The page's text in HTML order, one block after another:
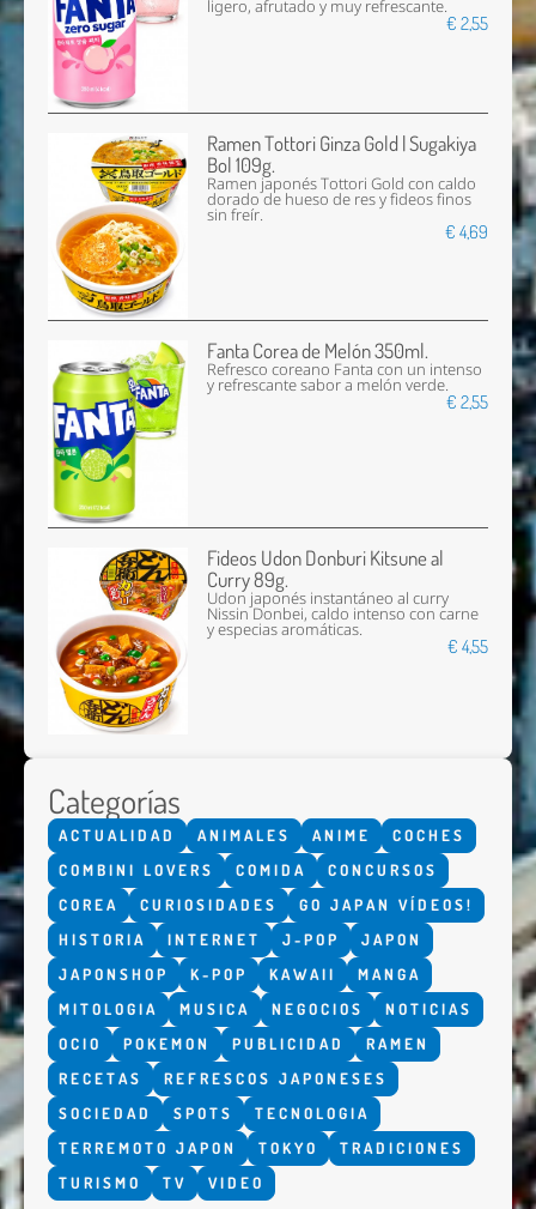
ligero, afrutado y muy refrescante.
€ 2,55
Ramen Tottori Ginza Gold | Sugakiya
Bol 109g.
Ramen japonés Tottori Gold con caldo
dorado de hueso de res y fideos finos
sin freír.
€ 4,69
Fanta Corea de Melón 350ml.
Refresco coreano Fanta con un intenso
y refrescante sabor a melón verde.
€ 2,55
Fideos Udon Donburi Kitsune al
Curry 89g.
Udon japonés instantáneo al curry
Nissin Donbei, caldo intenso con carne
y especias aromáticas.
€ 4,55
Categorías
ACTUALIDAD ANIMALES ANIME
COCHES
COMBINI LOVERS
COMIDA
CONCURSOS
COREA
CURIOSIDADES
GO JAPAN VÍDEOS!
HISTORIA
INTERNET J-POP
JAPON
JAPONSHOP
K-POP KAWAII
MANGA
MITOLOGIA
MUSICA NEGOCIOS
NOTICIAS
OCIO
POKEMON PUBLICIDAD
RAMEN
RECETAS
REFRESCOS JAPONESES
SOCIEDAD
SPOTS
TECNOLOGIA
TERREMOTO JAPON
TOKYO
TRADICIONES
TURISMO
TV VIDEO